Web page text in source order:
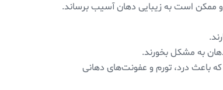
و ممکن است به زیبایی دهان آسیب برساند.
باعث درد، تورم و عفونت‌های دهانی